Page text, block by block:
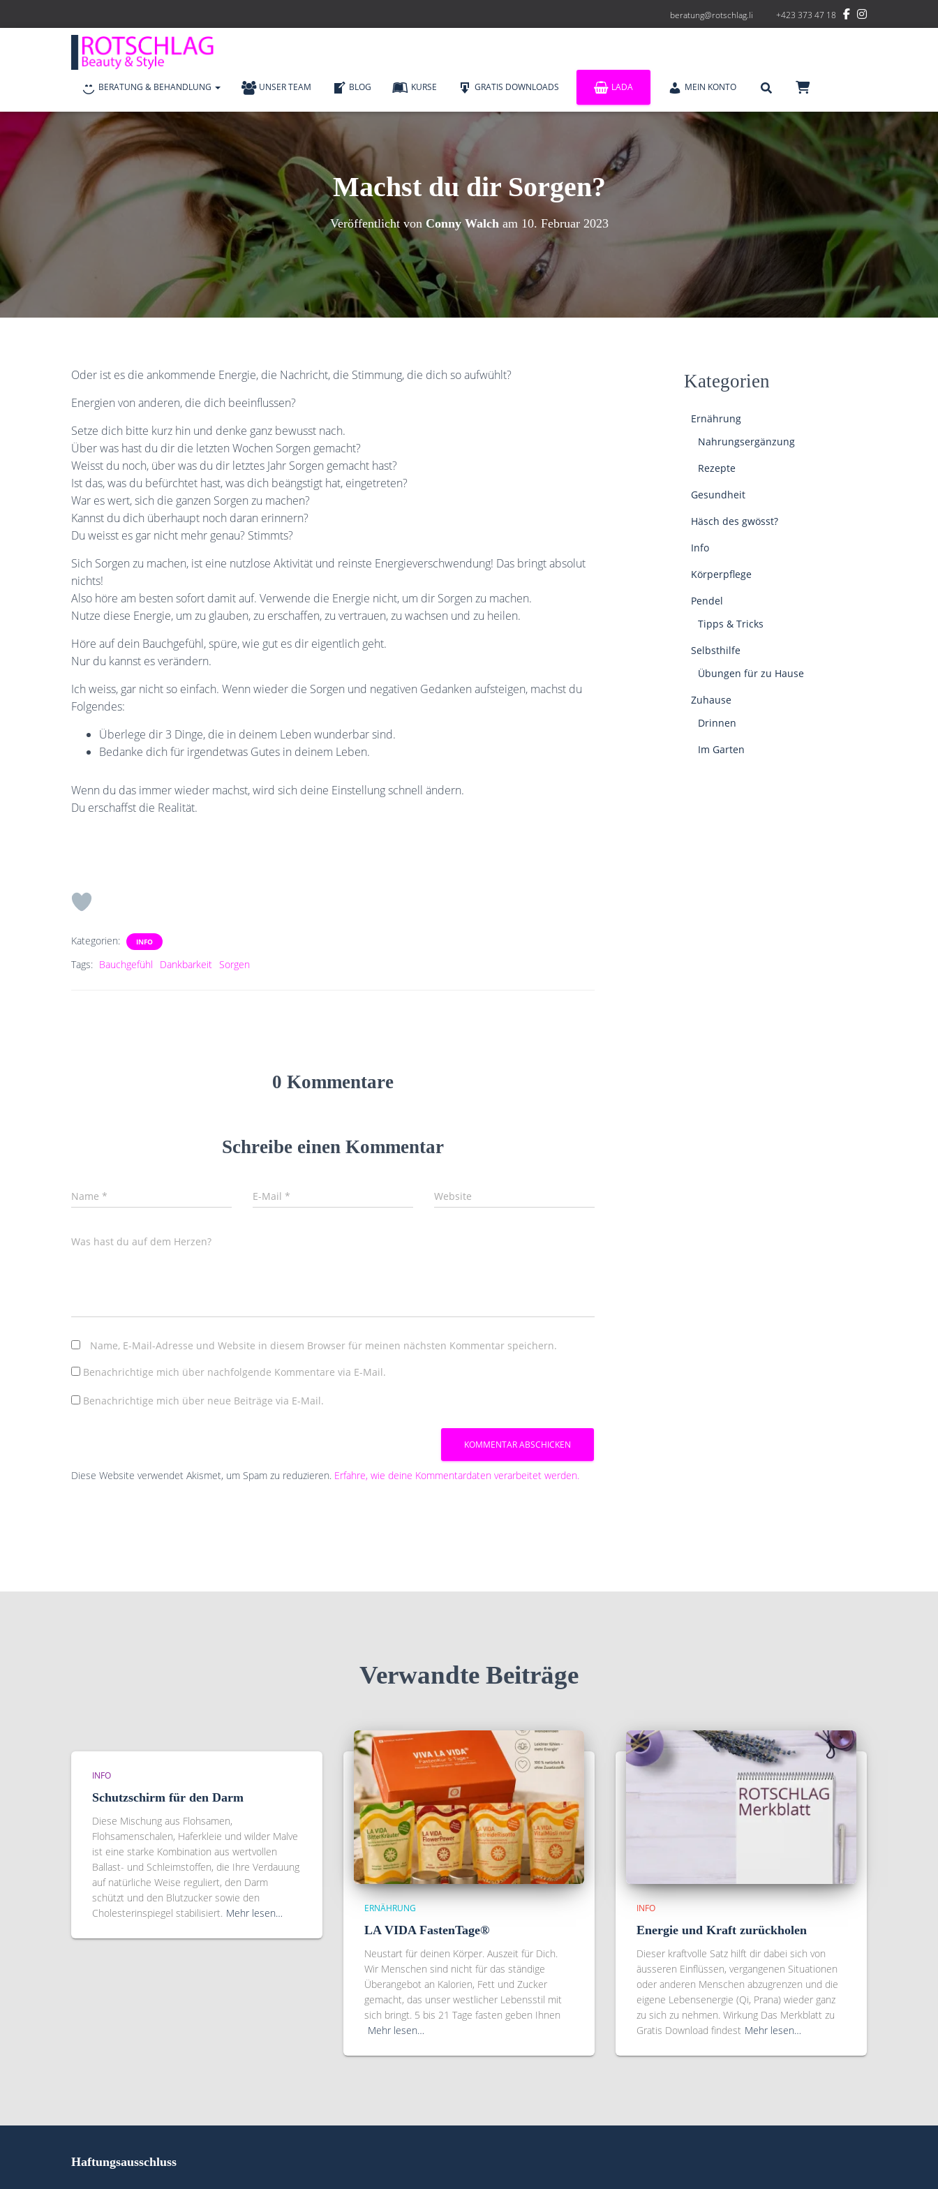
beratung@rotschlag.li +423 373 47 18
BERATUNG & BEHANDLUNG UNSER TEAM BLOG KURSE GRATIS DOWNLOADS LADA MEIN KONTO
Machst du dir Sorgen?
Veröffentlicht von Conny Walcham 10. Februar 2023
Oder ist es die ankommende Energie, die Nachricht, die Stimmung, die dich so aufwühlt?
Energien von anderen, die dich beeinflussen?
Setze dich bitte kurz hin und denke ganz bewusst nach.
Über was hast du dir die letzten Wochen Sorgen gemacht?
Weisst du noch, über was du dir letztes Jahr Sorgen gemacht hast?
Ist das, was du befürchtet hast, was dich beängstigt hat, eingetreten?
War es wert, sich die ganzen Sorgen zu machen?
Kannst du dich überhaupt noch daran erinnern?
Du weisst es gar nicht mehr genau? Stimmts?
Sich Sorgen zu machen, ist eine nutzlose Aktivität und reinste Energieverschwendung! Das bringt absolut
nichts!
Also höre am besten sofort damit auf. Verwende die Energie nicht, um dir Sorgen zu machen.
Nutze diese Energie, um zu glauben, zu erschaffen, zu vertrauen, zu wachsen und zu heilen.
Höre auf dein Bauchgefühl, spüre, wie gut es dir eigentlich geht.
Nur du kannst es verändern.
Ich weiss, gar nicht so einfach. Wenn wieder die Sorgen und negativen Gedanken aufsteigen, machst du
Folgendes:
Überlege dir 3 Dinge, die in deinem Leben wunderbar sind.
Bedanke dich für irgendetwas Gutes in deinem Leben.
Wenn du das immer wieder machst, wird sich deine Einstellung schnell ändern.
Du erschaffst die Realität.
Kategorien: INFO
Tags: Bauchgefühl Dankbarkeit Sorgen
0 Kommentare
Schreibe einen Kommentar
Name * E-Mail * Website
Was hast du auf dem Herzen?
Name, E-Mail-Adresse und Website in diesem Browser für meinen nächsten Kommentar speichern.
Benachrichtige mich über nachfolgende Kommentare via E-Mail.
Benachrichtige mich über neue Beiträge via E-Mail.
Diese Website verwendet Akismet, um Spam zu reduzieren. Erfahre, wie deine Kommentardaten verarbeitet werden.
Kategorien
Ernährung
Nahrungsergänzung
Rezepte
Gesundheit
Häsch des gwösst?
Info
Körperpflege
Pendel
Tipps & Tricks
Selbsthilfe
Übungen für zu Hause
Zuhause
Drinnen
Im Garten
Verwandte Beiträge
INFO
Schutzschirm für den Darm
Diese Mischung aus Flohsamen,
Flohsamenschalen, Haferkleie und wilder Malve
ist eine starke Kombination aus wertvollen
Ballast- und Schleimstoffen, die Ihre Verdauung
auf natürliche Weise reguliert, den Darm
schützt und den Blutzucker sowie den
Cholesterinspiegel stabilisiert. Mehr lesen… ERNÄHRUNG
LA VIDA FastenTage®
Neustart für deinen Körper. Auszeit für Dich.
Wir Menschen sind nicht für das ständige
Überangebot an Kalorien, Fett und Zucker
gemacht, das unser westlicher Lebensstil mit
sich bringt. 5 bis 21 Tage fasten geben Ihnen
Mehr lesen…
INFO
Energie und Kraft zurückholen
Dieser kraftvolle Satz hilft dir dabei sich von
äusseren Einflüssen, vergangenen Situationen
oder anderen Menschen abzugrenzen und die
eigene Lebensenergie (Qi, Prana) wieder ganz
zu sich zu nehmen. Wirkung Das Merkblatt zu
Gratis Download findest Mehr lesen…
Haftungsausschluss